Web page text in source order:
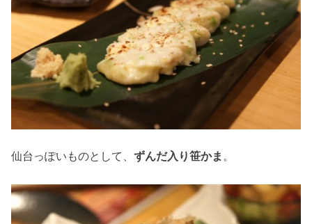
仙台っぽいものとして、ずんだ入り笹かま 。